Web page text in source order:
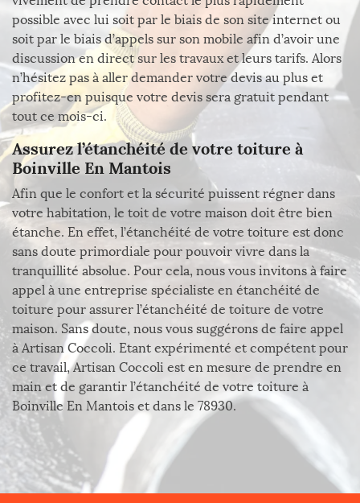
possible avec lui soit par le biais de son site internet ou
soit par le biais d’appels sur son mobile afin d’avoir une
discussion en direct sur les travaux et leurs tarifs. Alors
n’hésitez pas à aller demander votre devis au plus et
profitez-en puisque votre devis sera gratuit pendant
tout ce mois-ci.
Assurez l’étanchéité de votre toiture à
Boinville En Mantois
Afin que le confort et la sécurité puissent régner dans
votre habitation, le toit de votre maison doit être bien
étanche. En effet, l’étanchéité de votre toiture est donc
sans doute primordiale pour pouvoir vivre dans la
tranquillité absolue. Pour cela, nous vous invitons à faire
appel à une entreprise spécialiste en étanchéité de
toiture pour assurer l’étanchéité de toiture de votre
maison. Sans doute, nous vous suggérons de faire appel
à Artisan Coccoli. Etant expérimenté et compétent pour
ce travail, Artisan Coccoli est en mesure de prendre en
main et de garantir l’étanchéité de votre toiture à
Boinville En Mantois et dans le 78930.